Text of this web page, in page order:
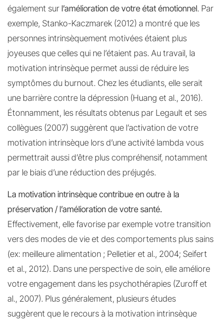
également sur l’amélioration de votre état émotionnel. Par
exemple, Stanko-Kaczmarek (2012) a montré que les
personnes intrinsèquement motivées étaient plus
joyeuses que celles qui ne l’étaient pas. Au travail, la
motivation intrinsèque permet aussi de réduire les
symptômes du burnout. Chez les étudiants, elle serait
une barrière contre la dépression (Huang et al., 2016).
Étonnamment, les résultats obtenus par Legault et ses
collègues (2007) suggèrent que l’activation de votre
motivation intrinsèque lors d’une activité lambda vous
permettrait aussi d’être plus compréhensif, notamment
par le biais d’une réduction des préjugés.
La motivation intrinsèque contribue en outre à la
préservation / l’amélioration de votre santé.
Effectivement, elle favorise par exemple votre transition
vers des modes de vie et des comportements plus sains
(ex: meilleure alimentation ; Pelletier et al., 2004; Seifert
et al., 2012). Dans une perspective de soin, elle améliore
votre engagement dans les psychothérapies (Zuroff et
al., 2007). Plus généralement, plusieurs études
suggèrent que le recours à la motivation intrinsèque